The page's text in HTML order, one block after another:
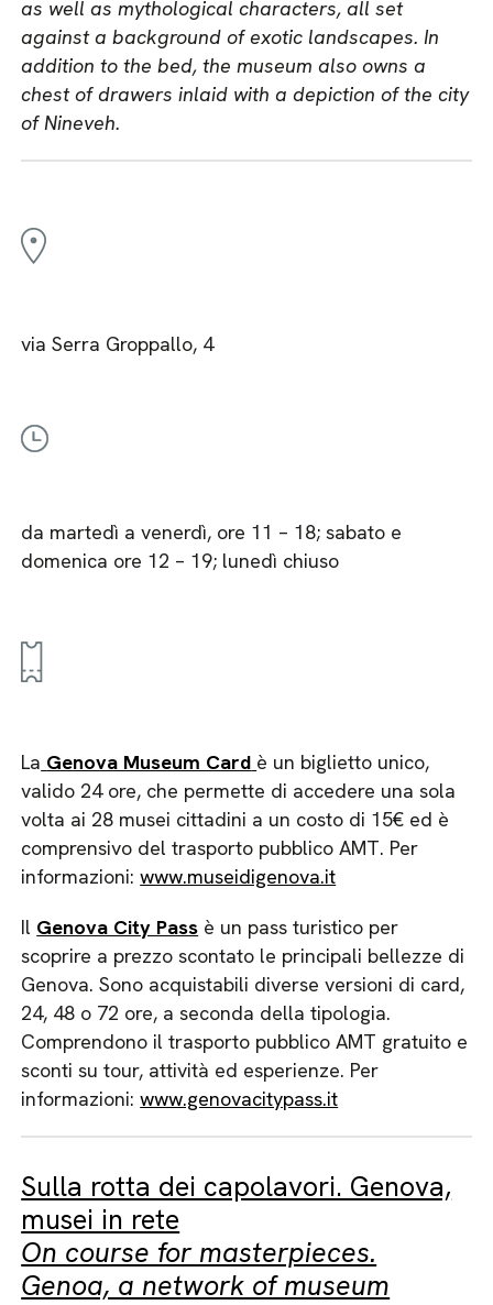
as well as mythological characters, all set
against a background of exotic landscapes. In
addition to the bed, the museum also owns a
chest of drawers inlaid with a depiction of the city
of Nineveh.
via Serra Groppallo, 4
da martedì a venerdì, ore 11 – 18; sabato e
domenica ore 12 – 19; lunedì chiuso
La Genova Museum Card è un biglietto unico,
valido 24 ore, che permette di accedere una sola
volta ai 28 musei cittadini a un costo di 15€ ed è
comprensivo del trasporto pubblico AMT. Per
informazioni:www.museidigenova.it
Il Genova City Pass è un pass turistico per
scoprire a prezzo scontato le principali bellezze di
Genova. Sono acquistabili diverse versioni di card,
24, 48 o 72 ore, a seconda della tipologia.
Comprendono il trasporto pubblico AMT gratuito e
sconti su tour, attività ed esperienze. Per
informazioni:www.genovacitypass.it
Sulla rotta dei capolavori. Genova,
musei in rete
On course for masterpieces.
Genoa, a network of museum